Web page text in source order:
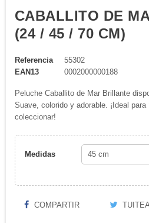
CABALLITO DE
(24 / 45 / 70 CM)
Referencia
55302
EAN13
0002000000188
Peluche Caballito de Mar Brillante
Suave, colorido y adorable. ¡Ideal para
coleccionar!
Medidas
COMPARTIR